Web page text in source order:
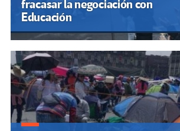
fracasar la negociación con
Educación